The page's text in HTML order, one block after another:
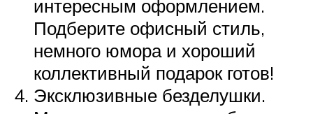
интересным оформлением.
Подберите офисный стиль,
немного юмора и хороший
коллективный подарок готов!
Эксклюзивные безделушки.